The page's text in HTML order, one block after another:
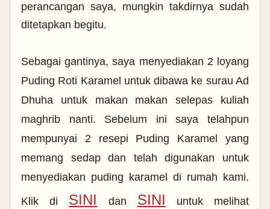
perancangan saya, mungkin takdirnya sudah
ditetapkan begitu.
Sebagai gantinya, saya menyediakan 2 loyang
Puding Roti Karamel untuk dibawa ke surau Ad
Dhuha untuk makan makan selepas kuliah
maghrib nanti. Sebelum ini saya telahpun
mempunyai 2 resepi Puding Karamel yang
memang sedap dan telah digunakan untuk
menyediakan puding karamel di rumah kami.
Klik di SINI dan SINI untuk melihat